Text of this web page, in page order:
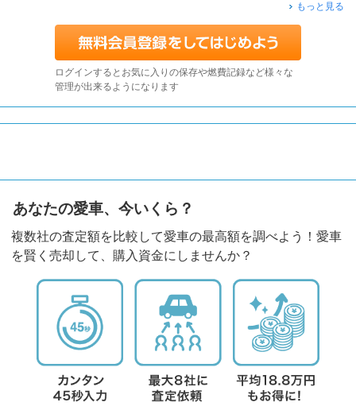
もっと見る
ログインするとお気に入りの保存や燃費記録など様々な
管理が出来るようになります
あなたの愛車、今いくら？
複数社の査定額を比較して愛車の最高額を調べよう！愛車
を賢く売却して、購入資金にしませんか？